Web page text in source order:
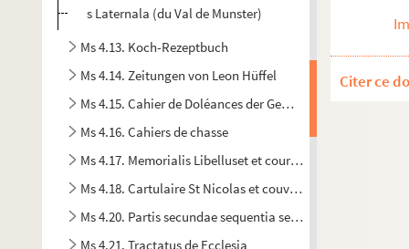
s Laternala (du Val de Munster)
Ms 4.13. Koch-Rezeptbuch
Ms 4.14. Zeitungen von Leon Hüffel
Ms 4.15. Cahier de Doléances der Gemeinde Offweiler vom
Ms 4.16. Cahiers de chasse
Ms 4.17. Memorialis Libelluset et cours de
Ms 4.18. Cartulaire St Nicolas et couvents
Ms 4.20. Partis secundae sequentia se Psychologiae
Ms 4.21. Tractatus de Ecclesia
Citer ce